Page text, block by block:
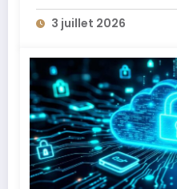
3 juillet 2026